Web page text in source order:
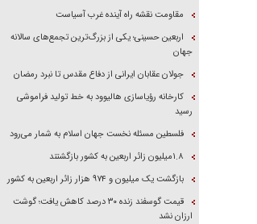
مقاومت نقشه راه آینده غرب آسیاست
اربعین حسینی؛ یکی از بزرگ‌ترین تجمع‌های سالانه
جهان
جولان عقابان ایرانی از دفاع مقدس تا نبرد رمضان
کارخانه رؤیاسازی هالیوود به خط تولید فراموشی
رسید
فلسطین مسئله نخست جهان اسلام به شمار می‌رود
۱.۸میلیون زائر اربعین به کشور بازگشتند
بازگشت یک میلیون و ۹۷۴ هزار زائر اربعین به کشور
قیمت گوسفند زنده ۳۰ درصد کاهش یافت؛ گوشت
ارزان نشد